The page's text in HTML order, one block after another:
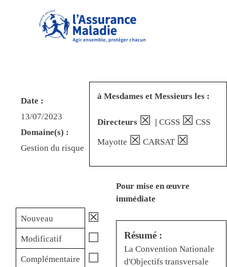
Date :
13/07/2023
Domaine(s) :
Gestion du risque
à Mesdames et Messieurs les :
Directeurs ☒ | CGSS ☒ CSS
Mayotte ☒ CARSAT ☒
Nouveau ☒
Modificatif ☐
Complémentaire ☐
Pour mise en œuvre
immédiate
Résumé :
La Convention Nationale
d'Objectifs transversale